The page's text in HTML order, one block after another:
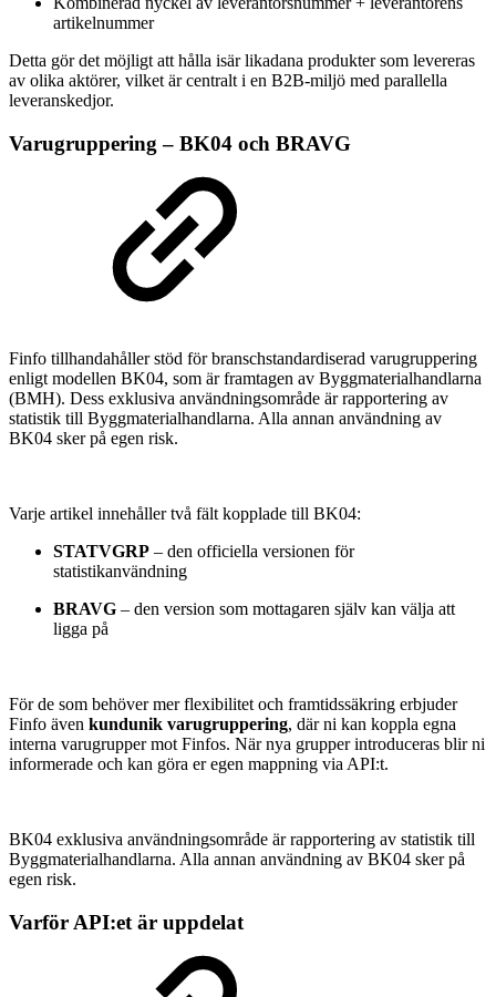
artikelnummer
Detta gör det möjligt att hålla isär likadana produkter som levereras
av olika aktörer, vilket är centralt i en B2B-miljö med parallella
leveranskedjor.
Varugruppering – BK04 och BRAVG
Finfo tillhandahåller stöd för branschstandardiserad varugruppering
enligt modellen BK04, som är framtagen av Byggmaterialhandlarna
(BMH). Dess exklusiva användningsområde är rapportering av
statistik till Byggmaterialhandlarna. Alla annan användning av
BK04 sker på egen risk.
Varje artikel innehåller två fält kopplade till BK04:
STATVGRP – den officiella versionen för
statistikanvändning
BRAVG – den version som mottagaren själv kan välja att
ligga på
För de som behöver mer flexibilitet och framtidssäkring erbjuder
Finfo även kundunik varugruppering, där ni kan koppla egna
interna varugrupper mot Finfos. När nya grupper introduceras blir ni
informerade och kan göra er egen mappning via API:t.
BK04 exklusiva användningsområde är rapportering av statistik till
Byggmaterialhandlarna. Alla annan användning av BK04 sker på
egen risk.
Varför API:et är uppdelat